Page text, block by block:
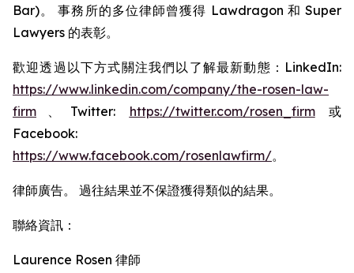
Bar)。 事務所的多位律師曾獲得 Lawdragon 和 Super
Lawyers 的表彰。
歡迎透過以下方式關注我們以了解最新動態：LinkedIn:
https://www.linkedin.com/company/the-rosen-law-
firm 、Twitter: https://twitter.com/rosen_firm或
Facebook:
https://www.facebook.com/rosenlawfirm/。
律師廣告。 過往結果並不保證獲得類似的結果。
聯絡資訊：
Laurence Rosen 律師